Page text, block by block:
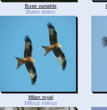
Buse variable
Buteo buteo
Milan royal
Milvus milvus